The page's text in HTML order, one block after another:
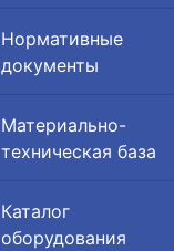
Нормативные
документы
Материально-
техническая база
Каталог
оборудования